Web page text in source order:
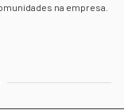
na empresa.